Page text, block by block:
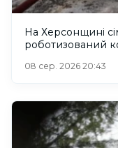
На Херсонщині
роботизований
08 сер. 2026 20:43